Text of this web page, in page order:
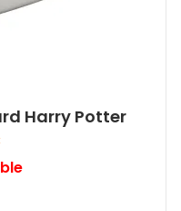
Harry Potter